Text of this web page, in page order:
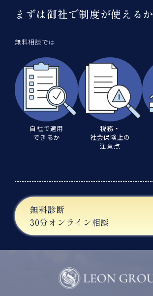
まずは御社で制度が使えるか
無料相談では
自社で適用
できるか
税務・
社会保険上の
注意点
無料診断
30分オンライン相談